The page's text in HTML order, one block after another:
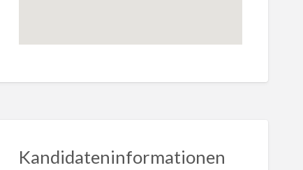
Kandidateninformationen